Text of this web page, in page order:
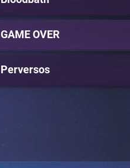
GAME OVER
Perversos